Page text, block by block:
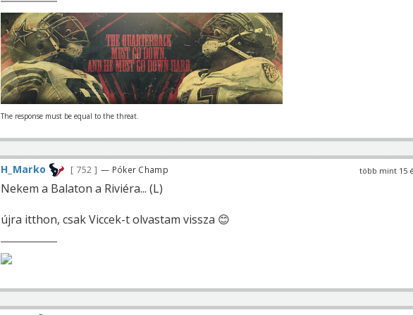
The response must be equal to the threat.
több mint 15
H_Marko 752 — Póker Champ
Nekem a Balaton a Riviéra... (L)
újra itthon, csak Viccek-t olvastam vissza 😊